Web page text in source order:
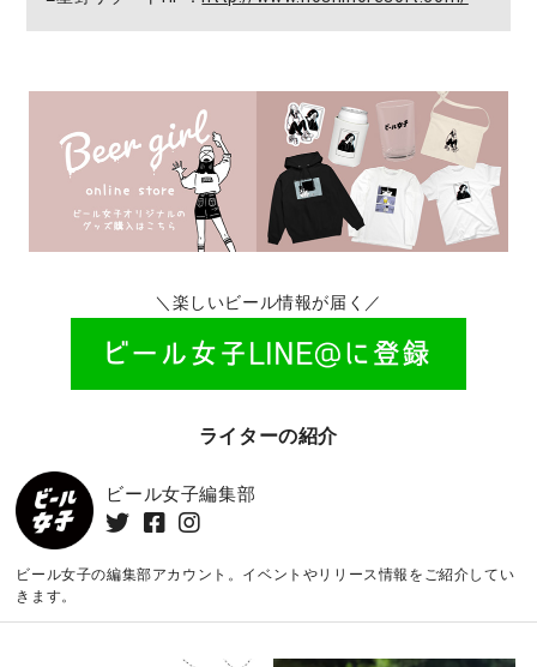
＼楽しいビール情報が届く／
ライターの紹介
ビール女子編集部
ビール女子の編集部アカウント。イベントやリリース情報をご紹介してい
きます。